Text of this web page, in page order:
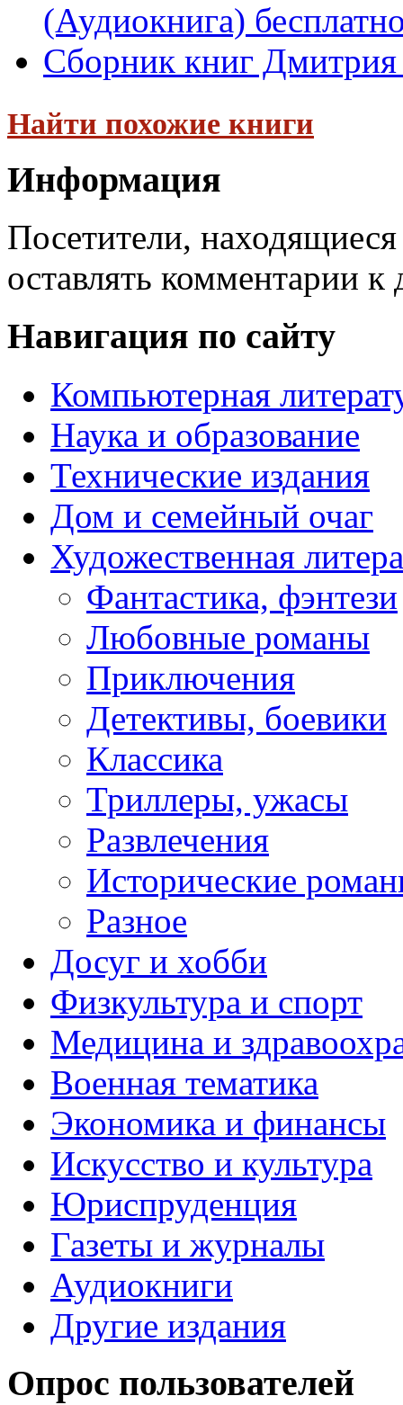
(Аудиокнига)
Сборник книг Дмитрия
Найти похожие книги
Информация
Посетители,
оставлять комментарии к
Навигация по сайту
Компьютерная
Наука и образование
Технические издания
Дом и семейный очаг
Художественная
Фантастика, фэнтези
Любовные романы
Приключения
Детективы, боевики
Классика
Триллеры, ужасы
Развлечения
Исторические
Разное
Досуг и хобби
Физкультура и спорт
Медицина и
Военная тематика
Экономика и финансы
Искусство и культура
Юриспруденция
Газеты и журналы
Аудиокниги
Другие издания
Опрос пользователей